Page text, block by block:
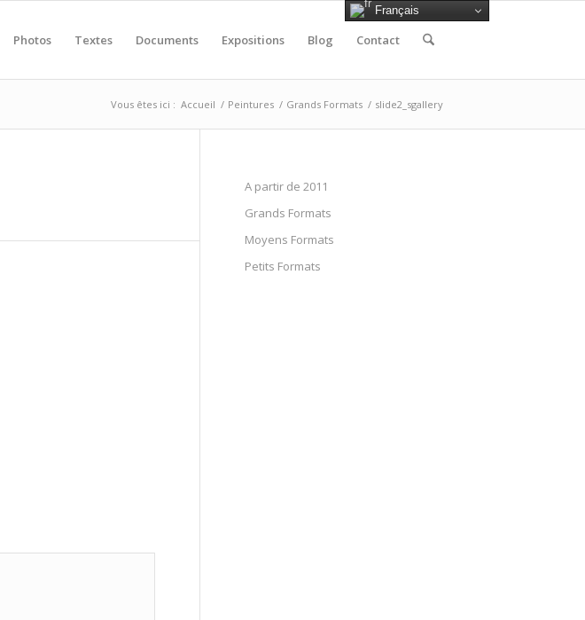
Photos Textes Documents Expositions Blog Contact
Vous êtes ici : Accueil / Peintures / Grands Formats / slide2_sgallery
A partir de 2011
Grands Formats
Moyens Formats
Petits Formats
Français